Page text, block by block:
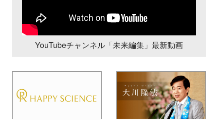
YouTubeチャンネル「未来編集」最新動画